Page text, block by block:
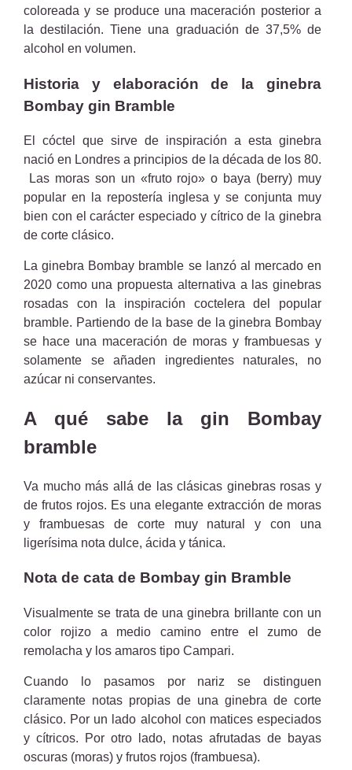
coloreada y se produce una maceración posterior a
la destilación. Tiene una graduación de 37,5% de
alcohol en volumen.
Historia y elaboración de la ginebra
Bombay gin Bramble
El cóctel que sirve de inspiración a esta ginebra
nació en Londres a principios de la década de los 80.
Las moras son un «fruto rojo» o baya (berry) muy
popular en la repostería inglesa y se conjunta muy
bien con el carácter especiado y cítrico de la ginebra
de corte clásico.
La ginebra Bombay bramble se lanzó al mercado en
2020 como una propuesta alternativa a las ginebras
rosadas con la inspiración coctelera del popular
bramble. Partiendo de la base de la ginebra Bombay
se hace una maceración de moras y frambuesas y
solamente se añaden ingredientes naturales, no
azúcar ni conservantes.
A qué sabe la gin Bombay
bramble
Va mucho más allá de las clásicas ginebras rosas y
de frutos rojos. Es una elegante extracción de moras
y frambuesas de corte muy natural y con una
ligerísima nota dulce, ácida y tánica.
Nota de cata de Bombay gin Bramble
Visualmente se trata de una ginebra brillante con un
color rojizo a medio camino entre el zumo de
remolacha y los amaros tipo Campari.
Cuando lo pasamos por nariz se distinguen
claramente notas propias de una ginebra de corte
clásico. Por un lado alcohol con matices especiados
y cítricos. Por otro lado, notas afrutadas de bayas
oscuras (moras) y frutos rojos (frambuesa).